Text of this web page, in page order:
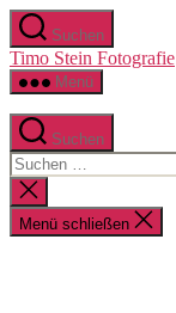
Zum
Inhalt
springen
Suchen
Timo Stein Fotografie
Menü
Suchen
Suchen
nach:
Suche
schließen
Menü schließen